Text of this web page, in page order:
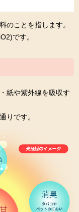
のことを指します。
です。
紙や紫外線を吸収す
りです。